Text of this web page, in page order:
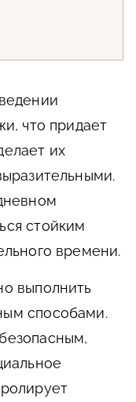
что придает
их
стойким
времени.
выполнить
способами.